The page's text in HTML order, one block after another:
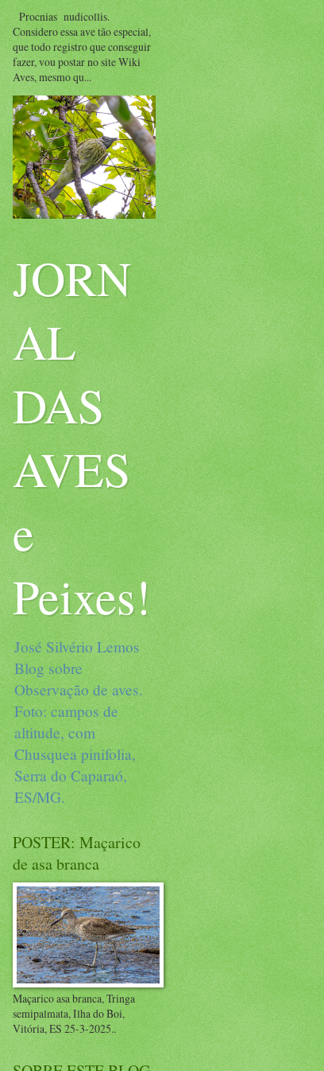
Procnias nudicollis.
Considero essa ave tão especial,
que todo registro que conseguir
fazer, vou postar no site Wiki
Aves, mesmo qu...
JORN
AL
DAS
AVES
e
Peixes!
José Silvério Lemos
Blog sobre
Observação de aves.
Foto: campos de
altitude, com
Chusquea pinifolia,
Serra do Caparaó,
ES/MG.
POSTER: Maçarico
de asa branca
Maçarico asa branca, Tringa
semipalmata, Ilha do Boi,
Vitória, ES 25-3-2025..